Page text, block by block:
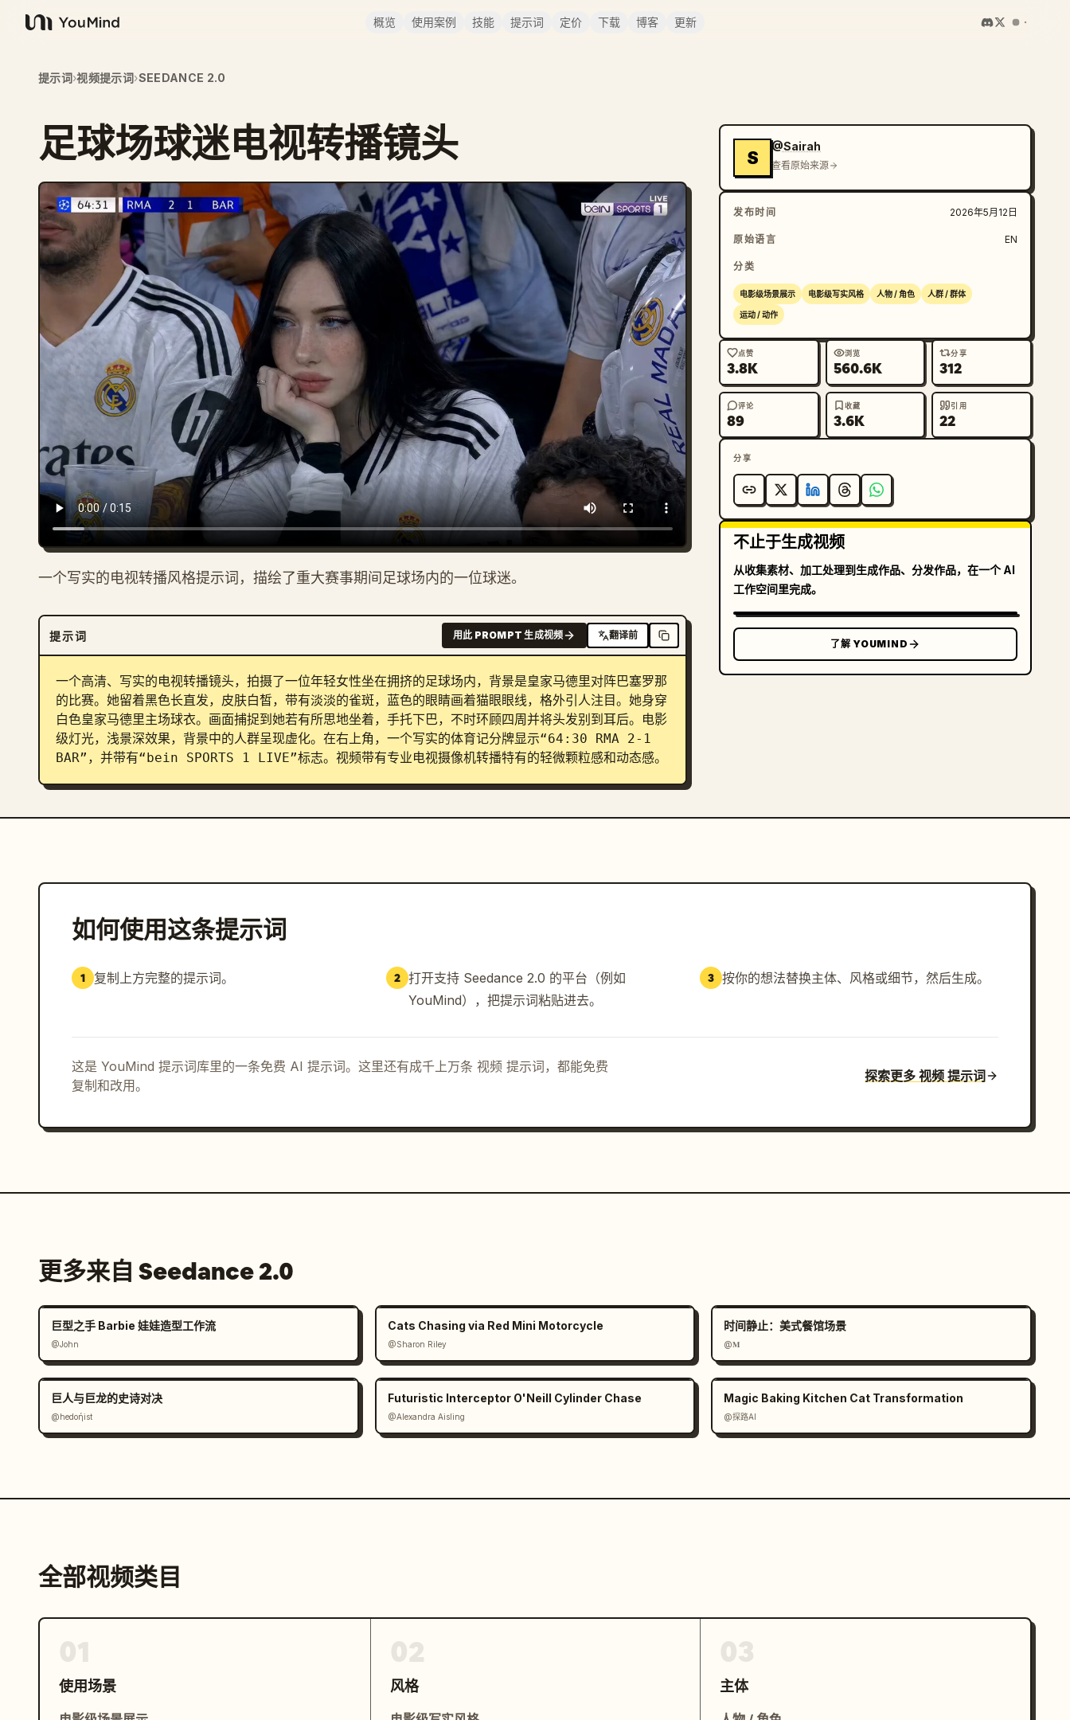
YouMind
概览 使用案例 技能 提示词 定价 下载 博客 更新
提示词›视频提示词›SEEDANCE 2.0
足球场球迷电视转播镜头
一个写实的电视转播风格提示词，描绘了重大赛事期间足球场内的一位球迷。
提示词 用此 PROMPT 生成视频 翻译前
一个高清、写实的电视转播镜头，拍摄了一位年轻女性坐在拥挤的足球场内，背景是皇家马德里对阵巴塞罗那
的比赛。她留着黑色长直发，皮肤白皙，带有淡淡的雀斑，蓝色的眼睛画着猫眼眼线，格外引人注目。她身穿
白色皇家马德里主场球衣。画面捕捉到她若有所思地坐着，手托下巴，不时环顾四周并将头发别到耳后。电影
级灯光，浅景深效果，背景中的人群呈现虚化。在右上角，一个写实的体育记分牌显示“64:30 RMA 2-1
BAR”，并带有“bein SPORTS 1 LIVE”标志。视频带有专业电视摄像机转播特有的轻微颗粒感和动态感。
S
@Sairah
查看原始来源
发布时间 2026年5月12日
原始语言 EN
分类
电影级场景展示 电影级写实风格 人物 / 角色 人群 / 群体
运动 / 动作
点赞
3.8K
浏览
560.6K
分享
312
评论
89
收藏
3.6K
引用
22
分享
不止于生成视频
从收集素材、加工处理到生成作品、分发作品，在一个 AI
工作空间里完成。
了解 YOUMIND
如何使用这条提示词
1 复制上方完整的提示词。 2 打开支持 Seedance 2.0 的平台（例如
YouMind），把提示词粘贴进去。
3 按你的想法替换主体、风格或细节，然后生成。
这是 YouMind 提示词库里的一条免费 AI 提示词。这里还有成千上万条 视频 提示词，都能免费
复制和改用。
探索更多 视频 提示词
更多来自 Seedance 2.0
巨型之手 Barbie 娃娃造型工作流
@John
Cats Chasing via Red Mini Motorcycle
@Sharon Riley
时间静止：美式餐馆场景
@𝐌
巨人与巨龙的史诗对决
@hedoήist
Futuristic Interceptor O'Neill Cylinder Chase
@Alexandra Aisling
Magic Baking Kitchen Cat Transformation
@探路AI
全部视频类目
使用场景 风格 主体